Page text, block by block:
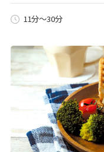
11分～30分